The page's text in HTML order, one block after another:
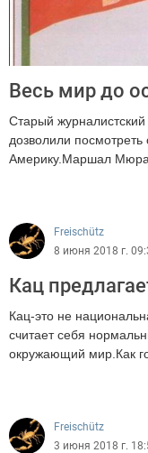
Весь мир до
Старый
дозволили
Америку.Маршал
Freischütz
8 июня 2018 г.
Кац
Кац-это не
считает себя
окружающий мир.Как
Freischütz
3 июня 2018 г.